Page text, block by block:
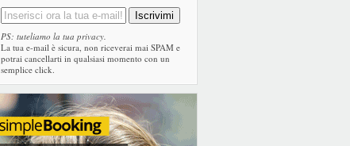
PS: tuteliamo la tua privacy.
La tua e-mail è sicura, non riceverai mai SPAM e
potrai cancellarti in qualsiasi momento con un
semplice click.